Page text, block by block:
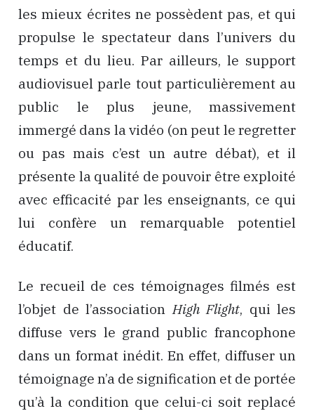
les mieux écrites ne possèdent pas, et qui
propulse le spectateur dans l’univers du
temps et du lieu. Par ailleurs, le support
audiovisuel parle tout particulièrement au
public le plus jeune, massivement
immergé dans la vidéo (on peut le regretter
ou pas mais c’est un autre débat), et il
présente la qualité de pouvoir être exploité
avec efficacité par les enseignants, ce qui
lui confère un remarquable potentiel
éducatif.
Le recueil de ces témoignages filmés est
l’objet de l’association High Flight, qui les
diffuse vers le grand public francophone
dans un format inédit. En effet, diffuser un
témoignage n’a de signification et de portée
qu’à la condition que celui-ci soit replacé